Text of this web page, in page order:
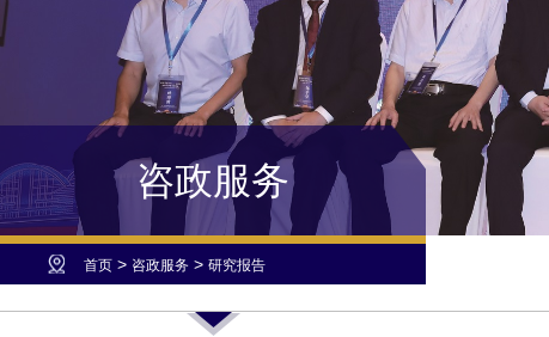
咨政服务
首页 > 咨政服务 > 研究报告